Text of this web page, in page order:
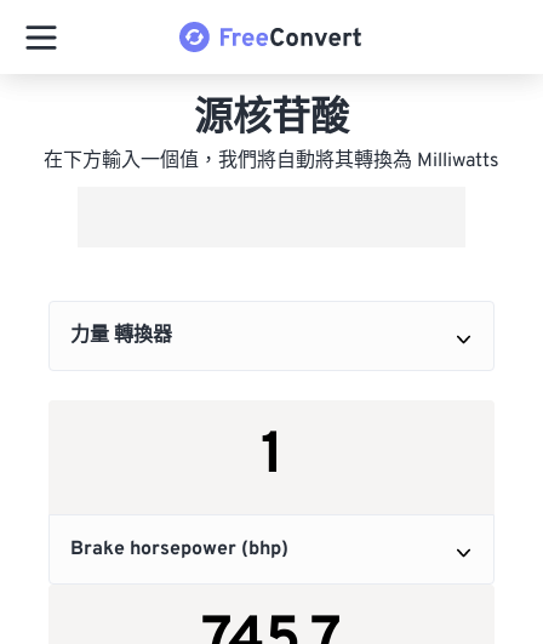
源核苷酸
在下方輸入一個值，我們將自動將其轉換為 Milliwatts